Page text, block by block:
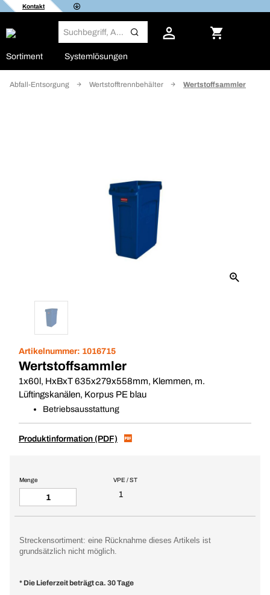
Kontakt
Sortiment Systemlösungen
Abfall-Entsorgung Wertstofftrennbehälter Wertstoffsammler
Artikelnummer: 1016715
Wertstoffsammler
1x60l, HxBxT 635x279x558mm, Klemmen, m.
Lüftingskanälen, Korpus PE blau
Betriebsausstattung
Produktinformation (PDF)
VPE / ST
1
Menge
Streckensortiment: eine Rücknahme dieses Artikels ist
grundsätzlich nicht möglich.
* Die Lieferzeit beträgt ca. 30 Tage